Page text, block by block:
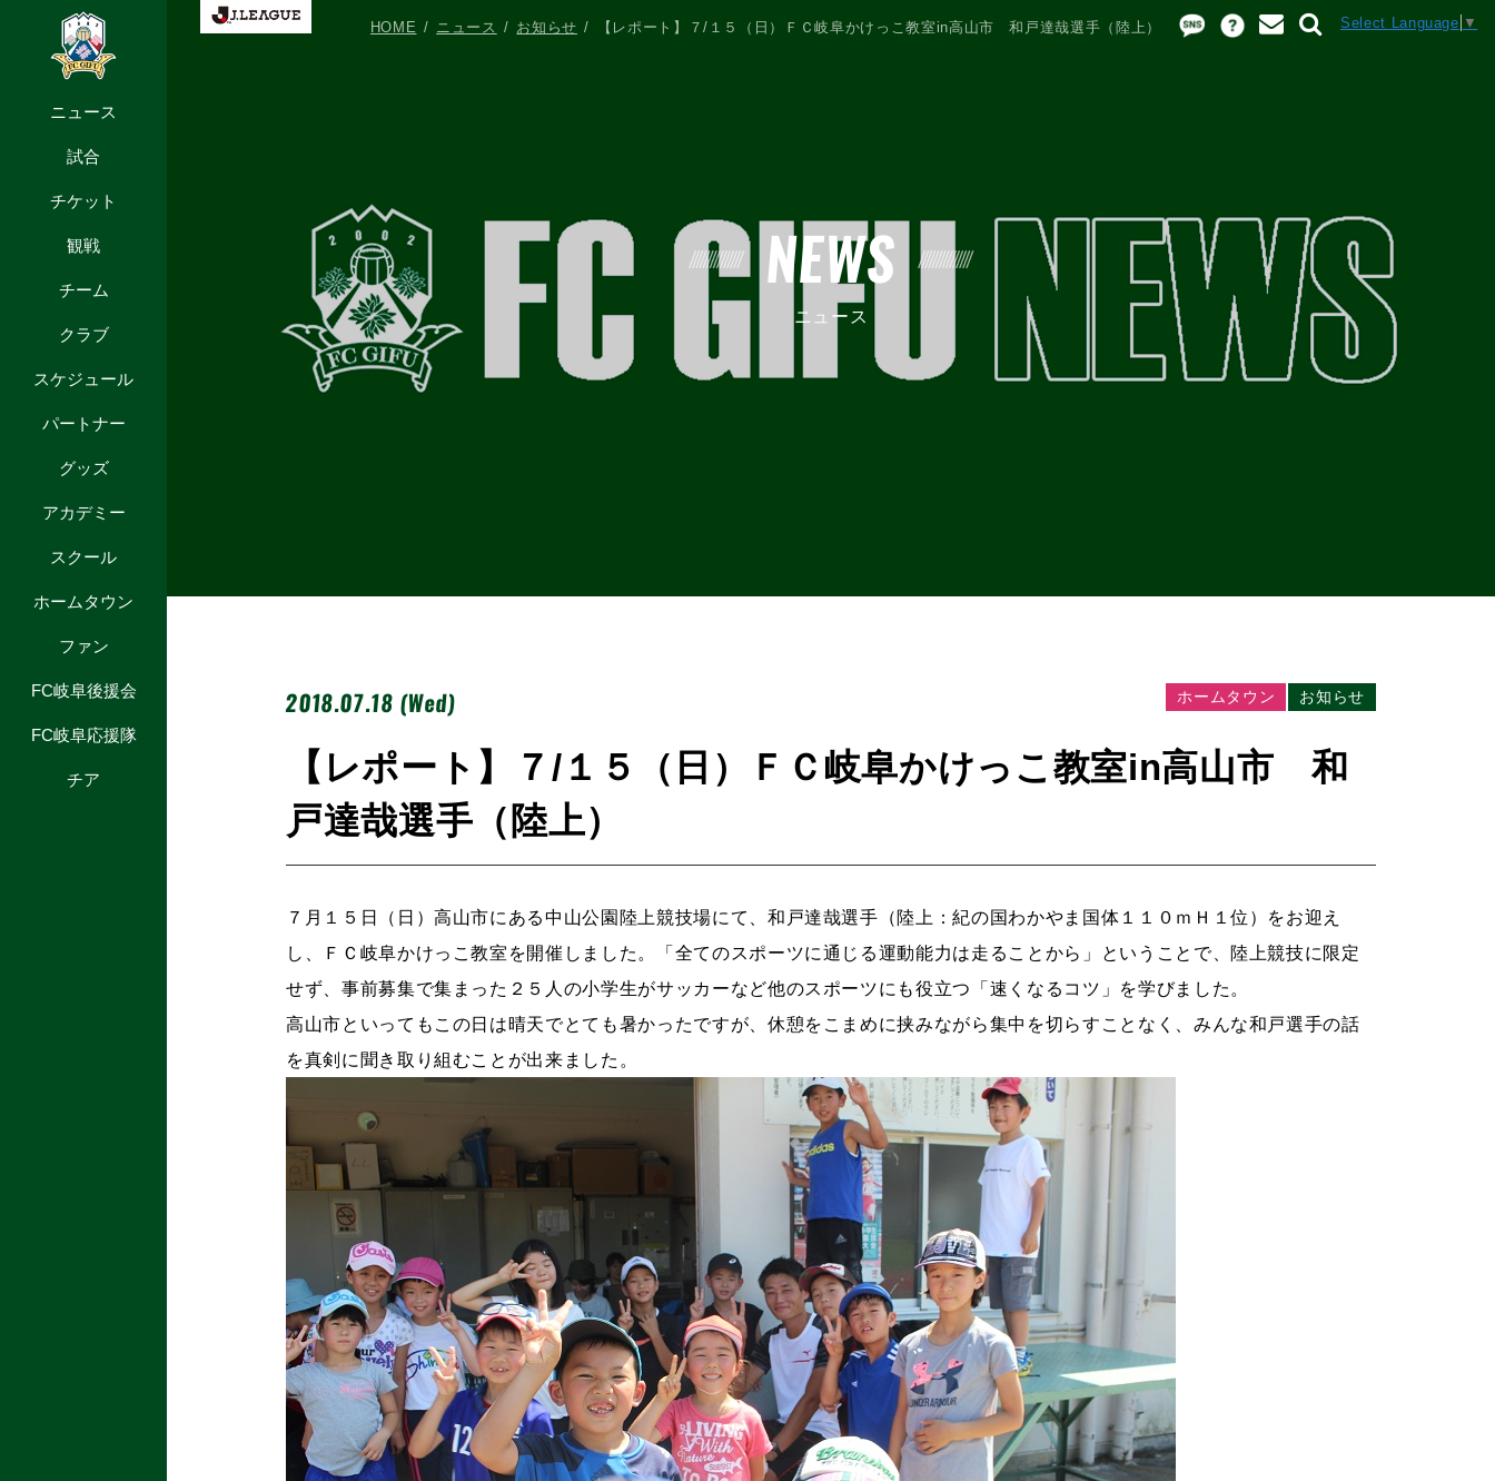
ニュース
試合
チケット
観戦
チーム
クラブ
スケジュール
パートナー
グッズ
アカデミー
スクール
ホームタウン
ファン
FC岐阜後援会
FC岐阜応援隊
チア
Select Language ▼
NEWS
ニュース
HOME ニュース お知らせ 【レポート】７/１５（日）ＦＣ岐阜かけっこ教室in高山市 和戸達哉選手（陸上）
2018.07.18 (Wed) お知らせ
ホームタウン
【レポート】７/１５（日）ＦＣ岐阜かけっこ教室in高山市 和
戸達哉選手（陸上）
７月１５日（日）高山市にある中山公園陸上競技場にて、和戸達哉選手（陸上：紀の国わかやま国体１１０ｍＨ１位）をお迎え
し、ＦＣ岐阜かけっこ教室を開催しました。「全てのスポーツに通じる運動能力は走ることから」ということで、陸上競技に限定
せず、事前募集で集まった２５人の小学生がサッカーなど他のスポーツにも役立つ「速くなるコツ」を学びました。
高山市といってもこの日は晴天でとても暑かったですが、休憩をこまめに挟みながら集中を切らすことなく、みんな和戸選手の話
を真剣に聞き取り組むことが出来ました。